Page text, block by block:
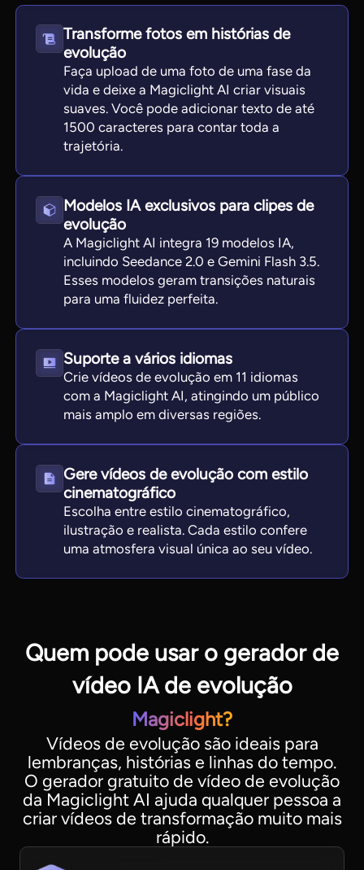
Transforme fotos em histórias de
evolução
Faça upload de uma foto de uma fase da
vida e deixe a Magiclight AI criar visuais
suaves. Você pode adicionar texto de até
1500 caracteres para contar toda a
trajetória.
Modelos IA exclusivos para clipes de
evolução
A Magiclight AI integra 19 modelos IA,
incluindo Seedance 2.0 e Gemini Flash 3.5.
Esses modelos geram transições naturais
para uma fluidez perfeita.
Suporte a vários idiomas
Crie vídeos de evolução em 11 idiomas
com a Magiclight AI, atingindo um público
mais amplo em diversas regiões.
Gere vídeos de evolução com estilo
cinematográfico
Escolha entre estilo cinematográfico,
ilustração e realista. Cada estilo confere
uma atmosfera visual única ao seu vídeo.
Quem pode usar o gerador de
vídeo IA de evolução
Magiclight?
Vídeos de evolução são ideais para
lembranças, histórias e linhas do tempo.
O gerador gratuito de vídeo de evolução
da Magiclight AI ajuda qualquer pessoa a
criar vídeos de transformação muito mais
rápido.